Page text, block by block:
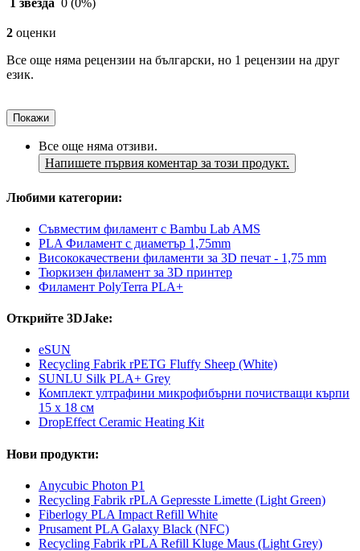
1 звезда 0 (0%)
2 оценки
Все още няма рецензии на български, но 1 рецензии на друг
език.
Покажи
Все още няма отзиви.
Напишете първия коментар за този продукт.
Любими категории:
Съвместим филамент с Bambu Lab AMS
PLA Филамент с диаметър 1,75mm
Висококачествени филаменти за 3D печат - 1,75 mm
Тюркизен филамент за 3D принтер
Филамент PolyTerra PLA+
Открийте 3DJake:
eSUN
Recycling Fabrik rPETG Fluffy Sheep (White)
SUNLU Silk PLA+ Grey
Комплект ултрафини микрофибърни почистващи кърпи
15 x 18 см
DropEffect Ceramic Heating Kit
Нови продукти:
Anycubic Photon P1
Recycling Fabrik rPLA Gepresste Limette (Light Green)
Fiberlogy PLA Impact Refill White
Prusament PLA Galaxy Black (NFC)
Recycling Fabrik rPLA Refill Kluge Maus (Light Grey)